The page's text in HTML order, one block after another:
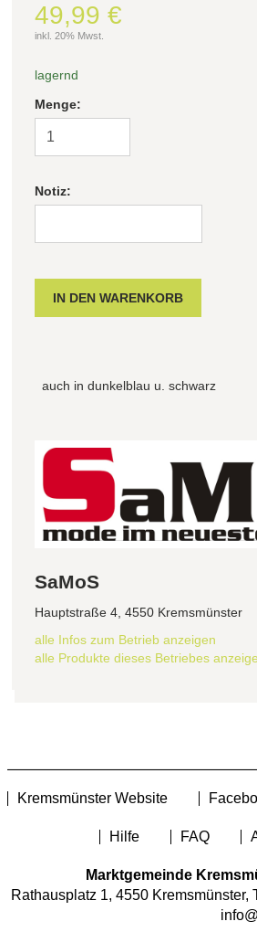
49,99 €
inkl. 20% Mwst.
lagernd
Menge:
Notiz:
auch in dunkelblau u. schwarz
SaMoS
Hauptstraße 4, 4550 Kremsmünster
alle Infos zum Betrieb anzeigen
alle Produkte dieses Betriebes
Kremsmünster Website
Hilfe FAQ
Marktgemeinde
Rathausplatz 1, 4550 Kremsmünster,